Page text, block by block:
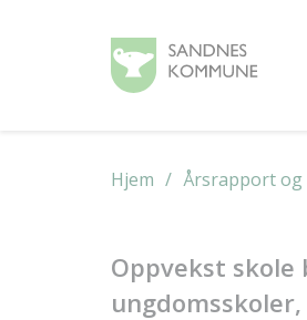
Hjem Årsrapport og
Oppvekst skole